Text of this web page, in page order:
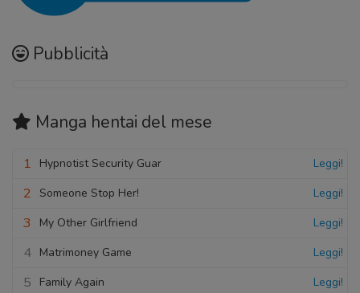
Pubblicità
Manga hentai del mese
1 Hypnotist Security Guar Leggi!
2 Someone Stop Her! Leggi!
3 My Other Girlfriend Leggi!
4 Matrimoney Game Leggi!
5 Family Again Leggi!